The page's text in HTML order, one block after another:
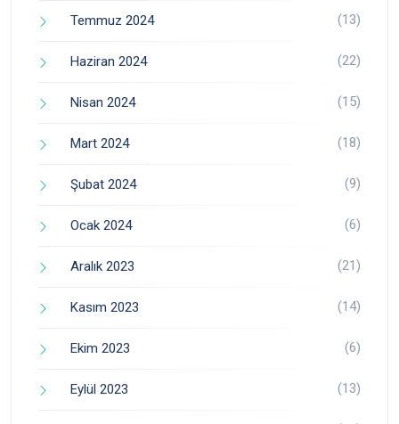
Temmuz 2024 (13)
Haziran 2024 (22)
Nisan 2024 (15)
Mart 2024 (18)
Şubat 2024 (9)
Ocak 2024 (6)
Aralık 2023 (21)
Kasım 2023 (14)
Ekim 2023 (6)
Eylül 2023 (13)